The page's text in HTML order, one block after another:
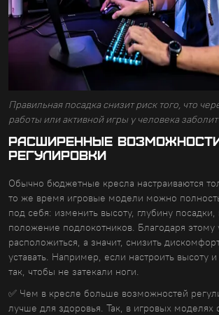
Правильная посадка снизит риск того, что
работы или активной игры у человека
Расширенные
регулировки
Обычно бюджетные кресла настраиваются
то же время игровые модели можно
под себя: изменить высоту, глубину
положение подлокотников. Благодаря этому
расположиться, а значит, снизить
уставать. Например, если настроить высоту
так, чтобы не затекали ноги.
✅ Чем в кресле больше возможностей
лучше для здоровья. Так, в игровых моделях